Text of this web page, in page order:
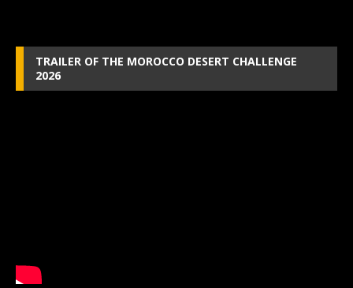
TRAILER OF THE MOROCCO DESERT CHALLENGE
2026